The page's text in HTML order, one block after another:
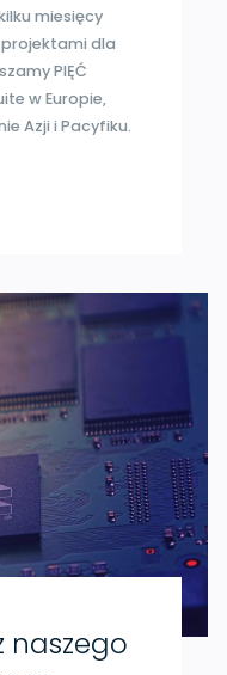
miesięcy
dla
PIĘĆ
w Europie,
Azji i Pacyfiku.
naszego